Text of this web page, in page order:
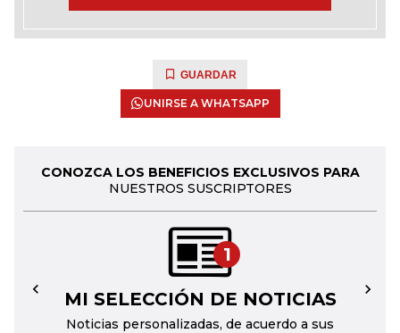
GUARDAR
UNIRSE A WHATSAPP
CONOZCA LOS BENEFICIOS EXCLUSIVOS PARA
NUESTROS SUSCRIPTORES
1
MI SELECCIÓN DE NOTICIAS
Noticias personalizadas, de acuerdo a sus
← →